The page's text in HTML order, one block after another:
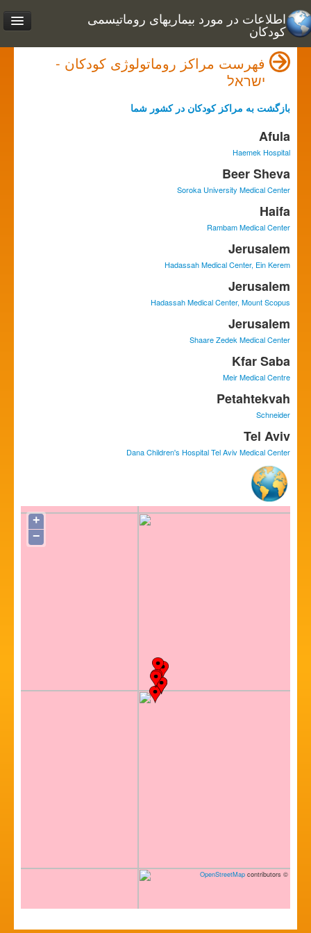
اطلاعات در مورد بیماریهای روماتیسمی
کودکان
فهرست مراکز روماتولوژی کودکان -
ישראל
بازگشت به مراکز کودکان در کشور شما
Afula
Haemek Hospital
Beer Sheva
Soroka University Medical Center
Haifa
Rambam Medical Center
Jerusalem
Hadassah Medical Center, Ein Kerem
Jerusalem
Hadassah Medical Center, Mount Scopus
Jerusalem
Shaare Zedek Medical Center
Kfar Saba
Meir Medical Centre
Petahtekvah
Schneider
Tel Aviv
Dana Children's Hospital Tel Aviv Medical Center
+
−
©
OpenStreetMap contributors